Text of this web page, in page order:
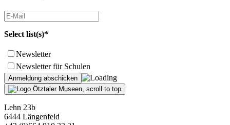
Select list(s)*
Newsletter
Newsletter für Schulen
Lehn 23b
6444 Längenfeld